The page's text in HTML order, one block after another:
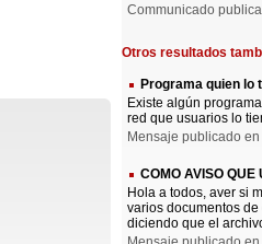
Communicado
Otros resultados
Programa quien lo
Existe algún
red que usuarios lo
Mensaje publicado
COMO AVISO
Hola a todos, aver si
varios documentos
diciendo que el archivo